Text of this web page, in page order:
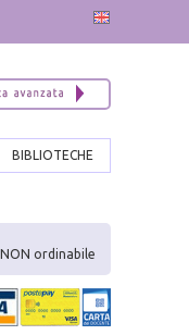
BIBLIOTECHE
ordinabile
x